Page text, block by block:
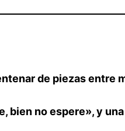
de piezas
bien no espere», y